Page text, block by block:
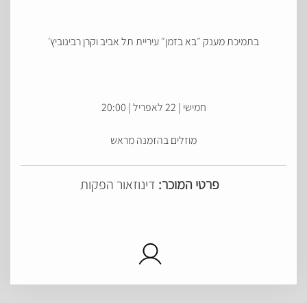
בתמיכת מענק ״בא בזמן״ עיריית תל אביב וקרן רבינוביץ׳
חמישי | 22 לאפריל | 20:00
מוזלים בהזמנה מראש
פרטי המוכר: דינוזאור הפקות